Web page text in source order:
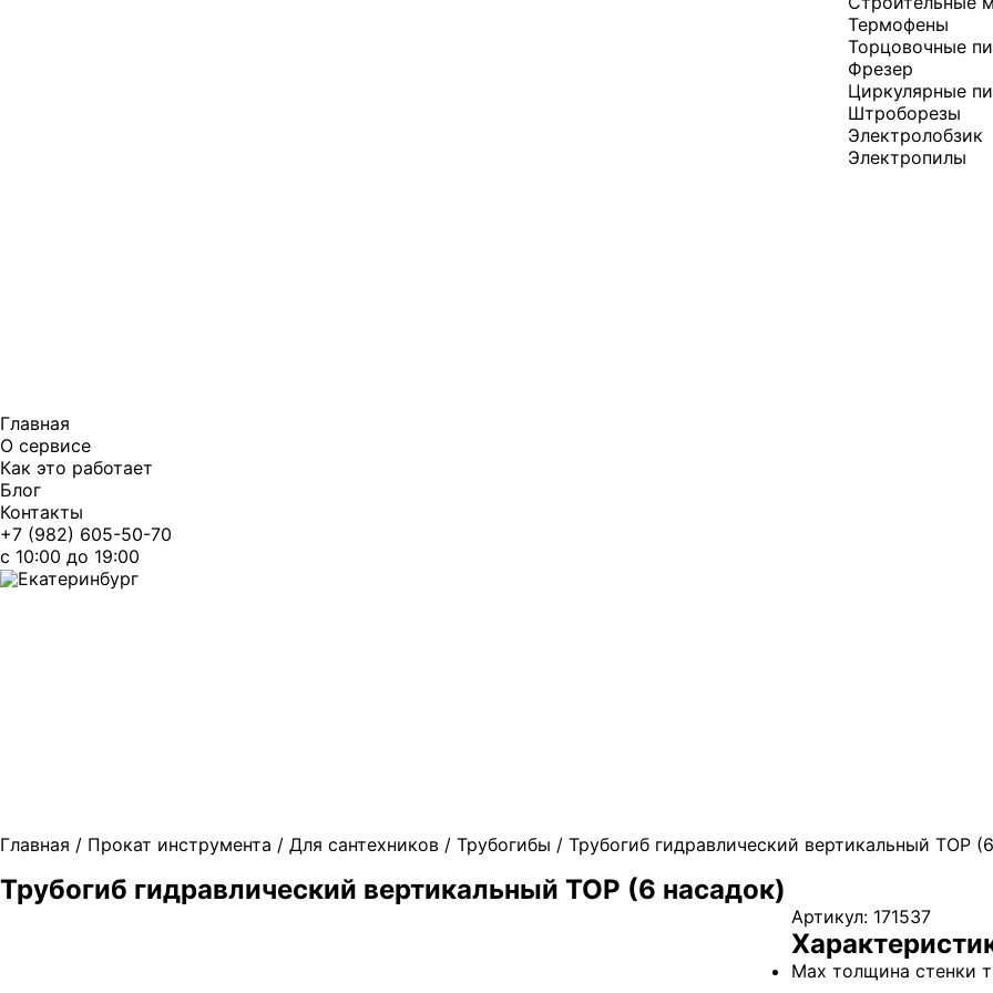
Термофены
Торцовочные
Фрезер
Циркулярные
Штроборезы
Электролобзик
Электропилы
Главная
О сервисе
Как это работает
Блог
Контакты
+7 (982) 605-50-70
c 10:00 до 19:00
Екатеринбург
Главная / Прокат инструмента / Для сантехников / Трубогибы / Трубогиб гидравлический вертикальный ТОР
Трубогиб гидравлический вертикальный ТОР (6 насадок)
Артикул: 171537
Max толщина стенки